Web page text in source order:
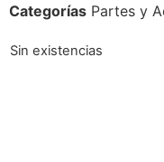
Categorías Partes y
Sin existencias